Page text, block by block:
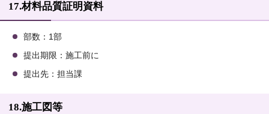
17.材料品質証明資料
部数：1部
提出期限：施工前に
提出先：担当課
18.施工図等